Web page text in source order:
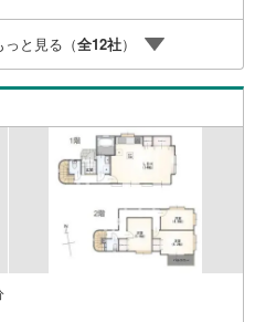
になる【老後の費用負担】住宅
】で不安な部分を明確にしていき
と見る（全12社）